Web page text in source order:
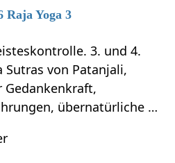
Raja Yoga 3
3. und 4.
Sutras von Patanjali,
Gedankenkraft,
übernatürliche …